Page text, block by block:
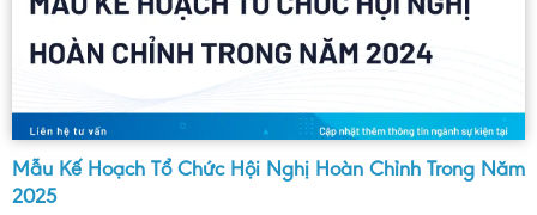
Mẫu Kế Hoạch Tổ Chức Hội Nghị Hoàn Chỉnh Trong Năm
2025